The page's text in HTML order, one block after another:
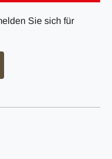
Sie sich für